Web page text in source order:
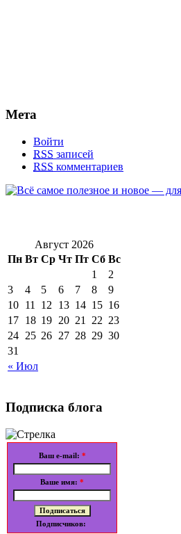
Мета
Войти
RSS записей
RSS комментариев
Август 2026
Пн Вт Ср Чт Пт Сб Вс
« Июл
1
2
3
4 5 6 7 8
9
10 11 12 13 14 15 16
17 18 19 20 21 22 23
24 25 26 27 28 29 30
31
Подписка блога
Ваш e-mail: *
Ваше имя: *
Подписчиков: